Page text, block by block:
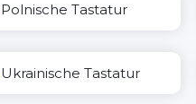
Polnische Tastatur
Ukrainische Tastatur